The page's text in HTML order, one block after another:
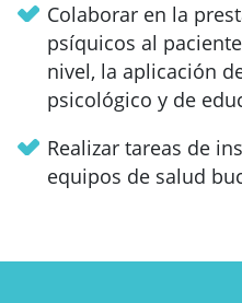
Colaborar en la
psíquicos al
nivel, la aplicación
psicológico y de
Realizar tareas de
equipos de salud